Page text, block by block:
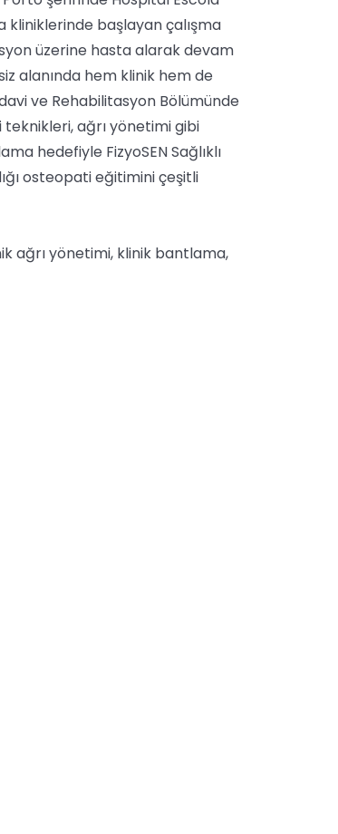
kliniklerinde başlayan çalışma
üzerine hasta alarak devam
alanında hem klinik hem de
ve Rehabilitasyon Bölümünde
ağrı yönetimi gibi
hedefiyle FizyoSEN Sağlıklı
osteopati eğitimini çeşitli
ağrı yönetimi, klinik bantlama,